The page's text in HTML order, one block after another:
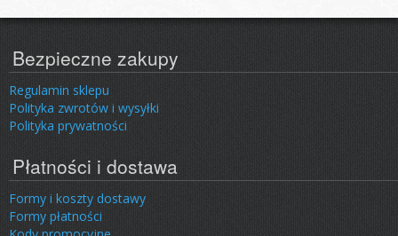
Bezpieczne zakupy
Regulamin sklepu
Polityka zwrotów i wysyłki
Polityka prywatności
Płatności i dostawa
Formy i koszty dostawy
Formy płatności